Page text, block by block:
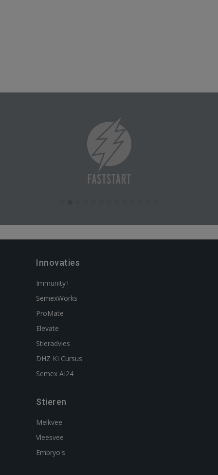
Innovaties
Immunity+
SemexWorks
ProMate
Elevate
Stieradvies
DHZ KI Cursus
Semex AI24
Stieren
Melkvee
Vleesvee
Embryo's